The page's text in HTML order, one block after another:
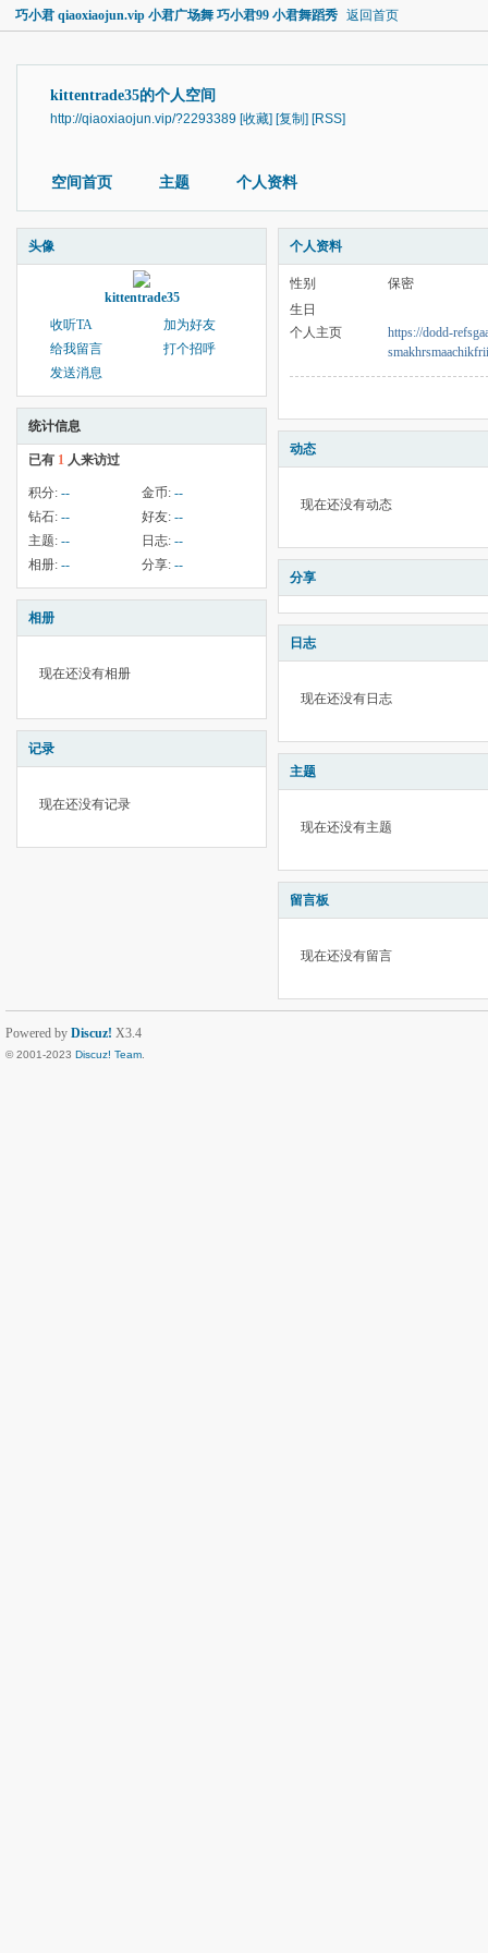
巧小君 qiaoxiaojun.vip 小君广场舞 巧小君99 小君舞蹈秀 返回首页
kittentrade35的个人空间
http://qiaoxiaojun.vip/?2293389 [收藏] [复制] [RSS]
空间首页 主题 个人资料
头像
kittentrade35
收听TA
加为好友
给我留言
打个招呼
发送消息
统计信息
已有 1 人来访过
积分: -- 金币: --
钻石: -- 好友: --
主题: -- 日志: --
相册: -- 分享: --
相册
现在还没有相册
记录
现在还没有记录
个人资料
性别
保密
生日
个人主页
https://dodd-
动态
现在还没有动态
分享
日志
现在还没有日志
主题
现在还没有主题
留言板
现在还没有留言
Powered by Discuz! X3.4
© 2001-2023 Discuz! Team